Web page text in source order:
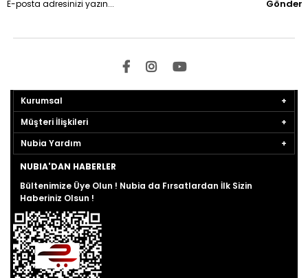
Gönder
Kurumsal
Müşteri İlişkileri
Nubia Yardım
NUBIA'DAN HABERLER
Bültenimize Üye Olun ! Nubia da Fırsatlardan İlk Sizin
Haberiniz Olsun !